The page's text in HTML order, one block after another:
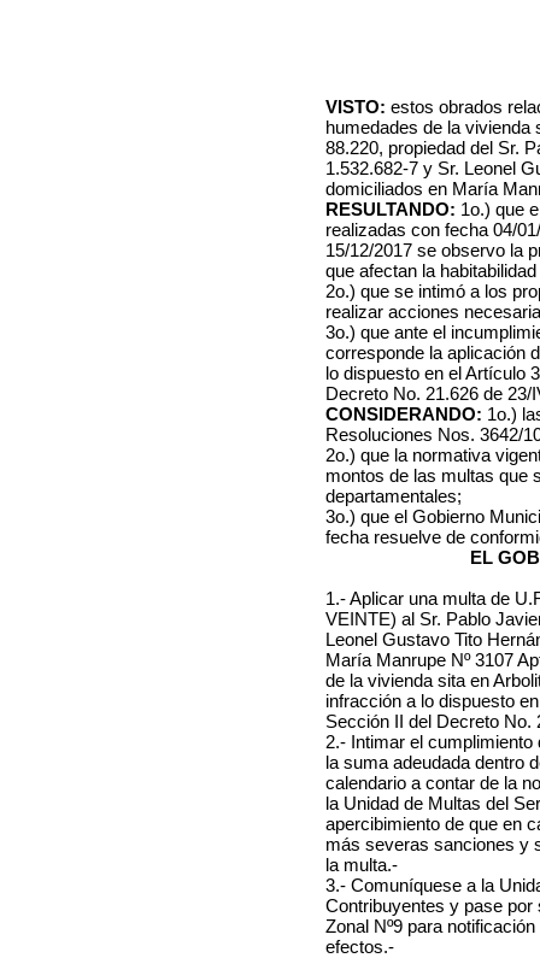
VISTO: estos obrados
humedades de la vivienda
88.220, propiedad del Sr.
1.532.682-7 y Sr. Leonel
domiciliados en María
RESULTANDO: 1o.) que
realizadas con fecha 04/
15/12/2017 se observo la
que afectan la
2o.) que se intimó a los
realizar acciones
3o.) que ante el
corresponde la aplicación
lo dispuesto en el Artículo
Decreto No. 21.626 de 23/
CONSIDERANDO: 1o.)
Resoluciones Nos. 3642/
2o.) que la normativa
montos de las multas que
departamentales;
3o.) que el Gobierno
fecha resuelve de
EL
1.- Aplicar una multa de
VEINTE) al Sr. Pablo
Leonel Gustavo Tito
María Manrupe Nº 3107
de la vivienda sita en
infracción a lo dispuesto
Sección II del Decreto No.
2.- Intimar el
la suma adeudada dentro
calendario a contar de la
la Unidad de Multas del
apercibimiento de que en
más severas sanciones y
la multa.-
3.- Comuníquese a la
Contribuyentes y pase
Zonal Nº9 para
efectos.-